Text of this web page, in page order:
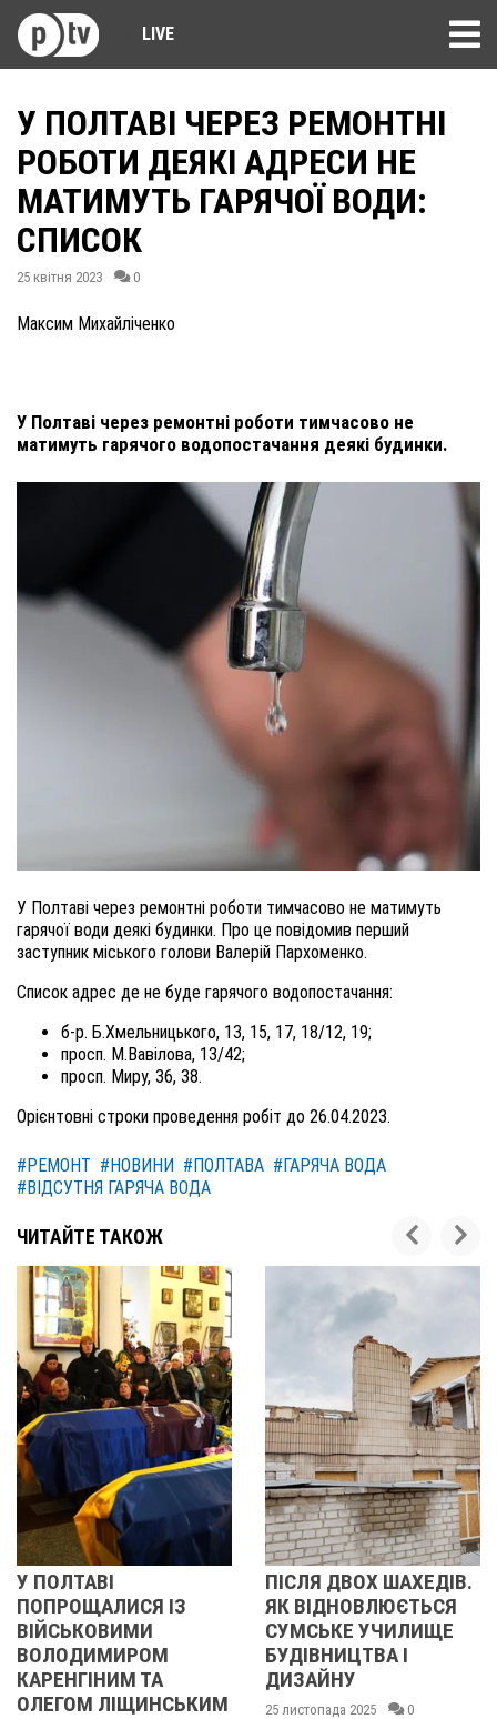
LIVE
У ПОЛТАВІ ЧЕРЕЗ РЕМОНТНІ
РОБОТИ ДЕЯКІ АДРЕСИ НЕ
МАТИМУТЬ ГАРЯЧОЇ ВОДИ:
СПИСОК
25 квітня 2023 0
Максим Михайліченко
У Полтаві через ремонтні роботи тимчасово не
матимуть гарячого водопостачання деякі будинки.
У Полтаві через ремонтні роботи тимчасово не матимуть
гарячої води деякі будинки. Про це повідомив перший
заступник міського голови Валерій Пархоменко.
Список адрес де не буде гарячого водопостачання:
б-р. Б.Хмельницького, 13, 15, 17, 18/12, 19;
просп. М.Вавілова, 13/42;
просп. Миру, 36, 38.
Орієнтовні строки проведення робіт до 26.04.2023.
#РЕМОНТ #НОВИНИ #ПОЛТАВА #ГАРЯЧА ВОДА
#ВІДСУТНЯ ГАРЯЧА ВОДА
ЧИТАЙТЕ ТАКОЖ
ІЗ
ТА
ЛІЩИНСЬКИМ
ПІСЛЯ ДВОХ ШАХЕДІВ.
ЯК ВІДНОВЛЮЄТЬСЯ
СУМСЬКЕ УЧИЛИЩЕ
БУДІВНИЦТВА І
ДИЗАЙНУ
25 листопада 2025 0
У